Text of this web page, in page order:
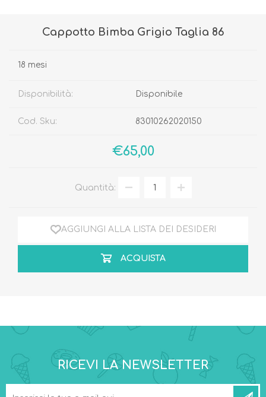
Cappotto Bimba Grigio Taglia 86
18 mesi
Disponibilità: Disponibile
Cod. Sku: 83010262020150
€65,00
Quantità:
AGGIUNGI ALLA LISTA DEI DESIDERI
ACQUISTA
RICEVI LA NEWSLETTER